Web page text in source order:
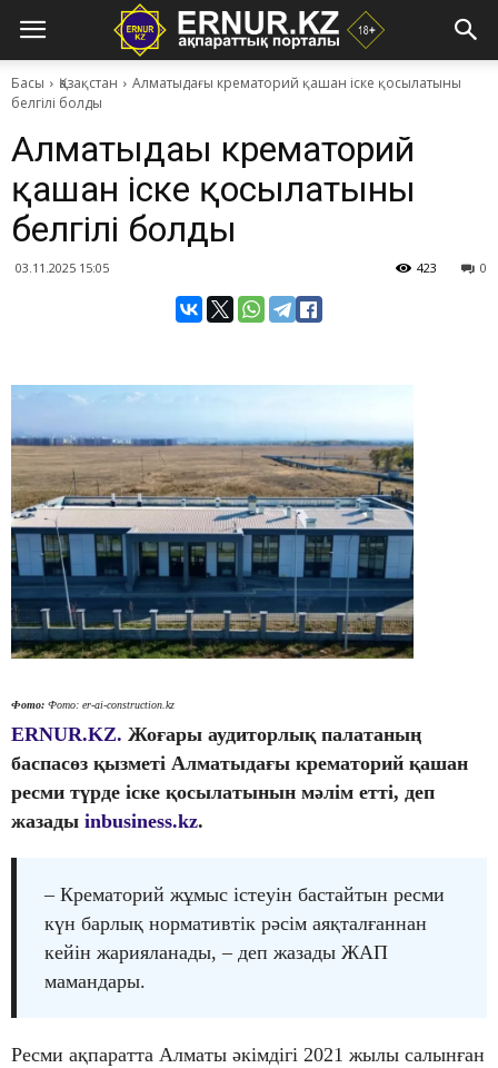
Басы Қазақстан
Алматыдағы крематорий қашан іске қосылатыны
белгілі болды
Алматыдағы крематорий
қашан іске қосылатыны
белгілі болды
03.11.2025 15:05 0
423
Фото: Фото: er-ai-construction.kz
ERNUR.KZ. Жоғары аудиторлық палатаның
баспасөз қызметі Алматыдағы крематорий қашан
ресми түрде іске қосылатынын мәлім етті, деп
жазады inbusiness.kz.
– Крематорий жұмыс істеуін бастайтын ресми
күн барлық нормативтік рәсім аяқталғаннан
кейін жарияланады, – деп жазады ЖАП
мамандары.
Ресми ақпаратта Алматы әкімдігі 2021 жылы салынған